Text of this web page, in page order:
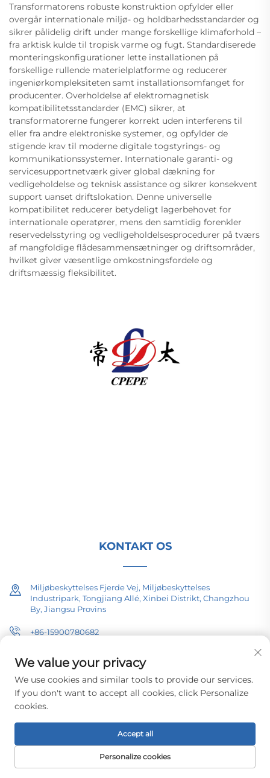
Transformatorens robuste konstruktion opfylder eller
overgår internationale miljø- og holdbarhedsstandarder og
sikrer pålidelig drift under mange forskellige klimaforhold –
fra arktisk kulde til tropisk varme og fugt. Standardiserede
monteringskonfigurationer lette installationen på
forskellige rullende materielplatforme og reducerer
ingeniørkompleksiteten samt installationsomfanget for
producenter. Overholdelse af elektromagnetisk
kompatibilitetsstandarder (EMC) sikrer, at
transformatorerne fungerer korrekt uden interferens til
eller fra andre elektroniske systemer, og opfylder de
stigende krav til moderne digitale togstyrings- og
kommunikationssystemer. Internationale garanti- og
servicesupportnetværk giver global dækning for
vedligeholdelse og teknisk assistance og sikrer konsekvent
support uanset driftslokation. Denne universelle
kompatibilitet reducerer betydeligt lagerbehovet for
internationale operatører, mens den samtidig forenkler
reservedelsstyring og vedligeholdelsesprocedurer på tværs
af mangfoldige flådesammensætninger og driftsområder,
hvilket giver væsentlige omkostningsfordele og
driftsmæssig fleksibilitet.
KONTAKT OS
Miljøbeskyttelses Fjerde Vej, Miljøbeskyttelses
Industripark, Tongjiang Allé, Xinbei Distrikt, Changzhou
By, Jiangsu Provins
+86-15900780682
[email protected]
Copyright © 2026 Changzhou Pacific Electric Equipment (Group) Co.,
Ltd. Alle rettigheder forbeholdt. Privatlivspolitik
We value your privacy
We use cookies and similar tools to provide our services.
If you don't want to accept all cookies, click Personalize
cookies.
Personalize cookies
Accept all